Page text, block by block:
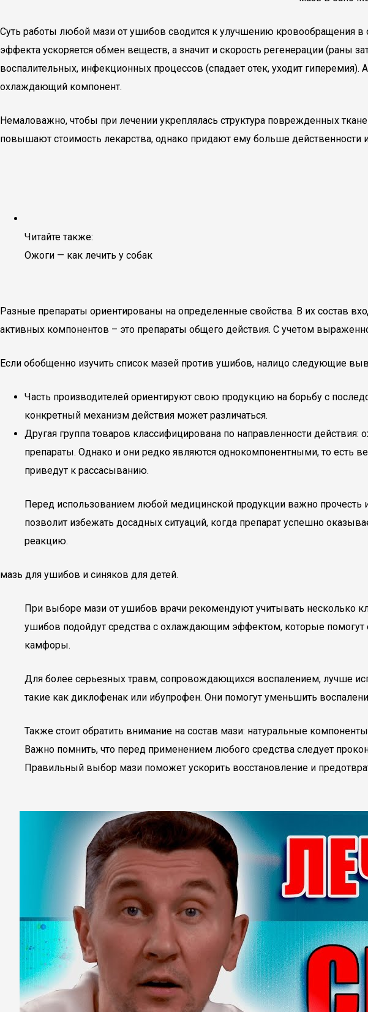
Суть работы любой мази от ушибов сводится к улучшению кровообращения в
эффекта ускоряется обмен веществ, а значит и скорость регенерации (раны
воспалительных, инфекционных процессов (спадает отек, уходит
охлаждающий компонент.
Немаловажно, чтобы при лечении укреплялась структура поврежденных
повышают стоимость лекарства, однако придают ему больше действенности
Читайте также:
Ожоги — как лечить у собак
Разные препараты ориентированы на определенные свойства. В их состав
активных компонентов – это препараты общего действия. С учетом
Если обобщенно изучить список мазей против ушибов, налицо следующие
Часть производителей ориентируют свою продукцию на борьбу с
конкретный механизм действия может различаться.
Другая группа товаров классифицирована по направленности
препараты. Однако и они редко являются однокомпонентными, то есть
приведут к рассасыванию.
Перед использованием любой медицинской продукции важно
позволит избежать досадных ситуаций, когда препарат успешно
реакцию.
мазь для ушибов и синяков для детей.
При выборе мази от ушибов врачи рекомендуют учитывать несколько
ушибов подойдут средства с охлаждающим эффектом, которые помогут
камфоры.
Для более серьезных травм, сопровождающихся воспалением, лучше
такие как диклофенак или ибупрофен. Они помогут уменьшить
Также стоит обратить внимание на состав мази: натуральные
Важно помнить, что перед применением любого средства следует
Правильный выбор мази поможет ускорить восстановление и